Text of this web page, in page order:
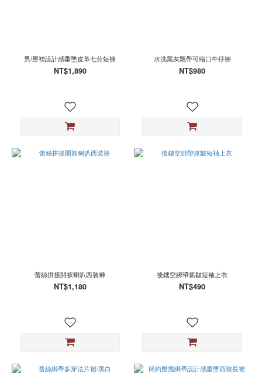
男/壓褶設計感垂墜皮革七分短褲
NT$1,890
水洗黑灰飄帶可縮口牛仔褲
NT$980
蕾絲拼接開衩喇叭西裝褲
NT$1,180
後鏤空綁帶抓皺短袖上衣
NT$490